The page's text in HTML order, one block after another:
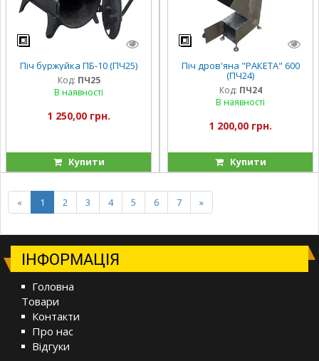
Піч буржуйка ПБ-10 (ПЧ25)
Код: ПЧ25
В наявності
1 250,00 грн.
Купити
Піч дров'яна "РАКЕТА" 600
(ПЧ24)
Код: ПЧ24
В наявності
1 200,00 грн.
Купити
« 1 2 3 4 5 6 7 »
ІНФОРМАЦІЯ
Головна
Товари
Контакти
Про нас
Відгуки